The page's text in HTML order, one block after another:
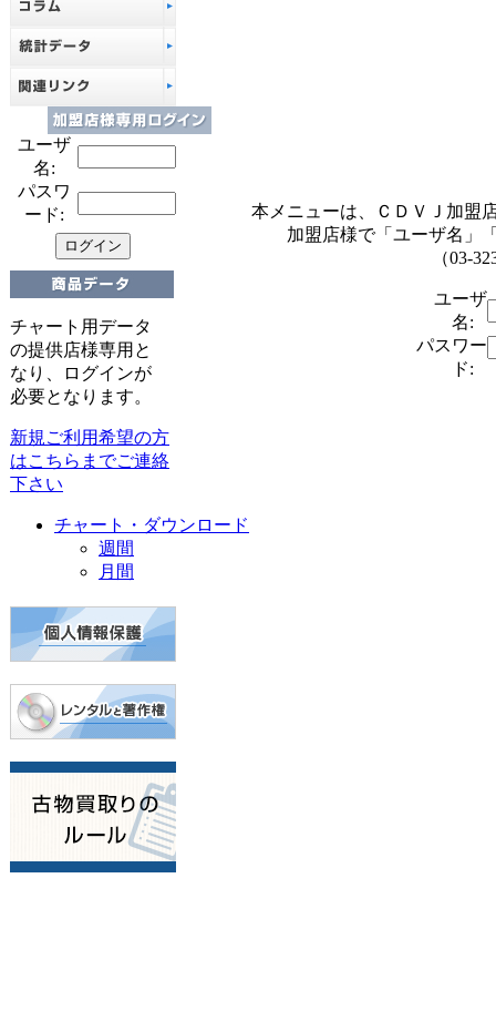
ユーザ
名:
パスワ
ード:
チャート用データ
の提供店様専用と
なり、ログインが
必要となります。
新規ご利用希望の方
はこちらまでご連絡
下さい
チャート・ダウンロード
週間
月間
本メニューは、ＣＤＶＪ加盟
加盟店様で「ユーザ名」
（03-
ユーザ
名:
パスワー
ド: